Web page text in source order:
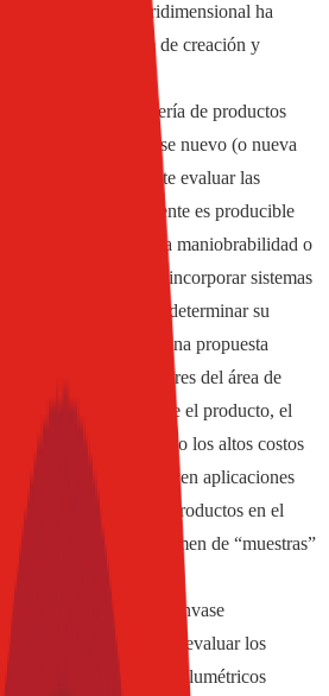
de diseño tridimensional ha
alcances en la fase de creación y
y servicios:
de diseño e ingeniería de productos
convertir un envase nuevo (o nueva
real final que permite evaluar las
si geométricamente es producible
permite medir la maniobrabilidad o
se le pueden incorporar sistemas
encogibles) para determinar su
se logran vestir con una propuesta
a los colaboradores del área de
finales sobre el producto, el
completa evitando los altos costos
También, se hacen aplicaciones
o adecuaciones a productos en el
dar un alto volumen de “muestras”
formado de envases.
Los nuevos diseños de envase
permiten evaluar los
es decir, teniendo los volumétricos